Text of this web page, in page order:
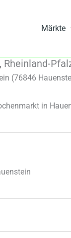
Märkte
(76846
in